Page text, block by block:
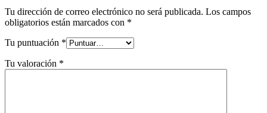
Tu dirección de correo electrónico no será publicada. Los campos
obligatorios están marcados con *
Tu puntuación *
Tu valoración *